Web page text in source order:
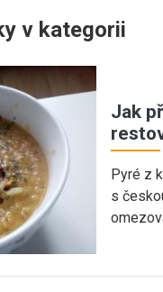
v kategorii
Jak
Pyré z
s